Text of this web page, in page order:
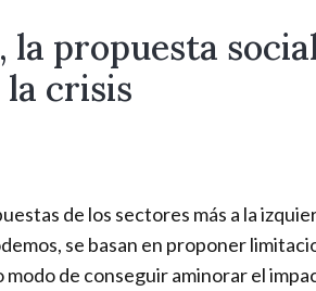
p
n
m
u
la propuesta
la crisis
de los sectores más a la
se basan en proponer
de conseguir aminorar el